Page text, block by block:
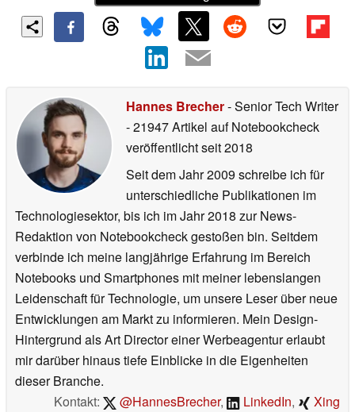
Hannes Brecher- Senior Tech Writer
- 21947 Artikel auf Notebookcheck
veröffentlichtseit 2018
Seit dem Jahr 2009 schreibe ich für
unterschiedliche Publikationen im
Technologiesektor, bis ich im Jahr 2018 zur News-
Redaktion von Notebookcheck gestoßen bin. Seitdem
verbinde ich meine langjährige Erfahrung im Bereich
Notebooks und Smartphones mit meiner lebenslangen
Leidenschaft für Technologie, um unsere Leser über neue
Entwicklungen am Markt zu informieren. Mein Design-
Hintergrund als Art Director einer Werbeagentur erlaubt
mir darüber hinaus tiefe Einblicke in die Eigenheiten
dieser Branche.
Kontakt:
@HannesBrecher, LinkedIn, Xing